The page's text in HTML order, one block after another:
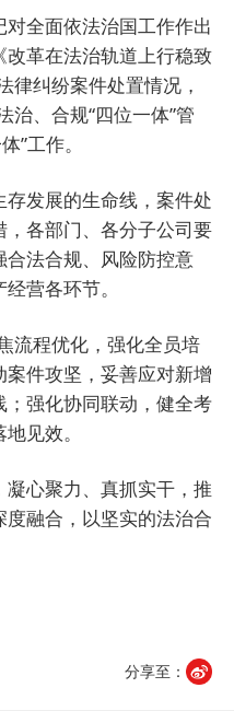
全面依法治国工作作出
革在法治轨道上行稳致
律纠纷案件处置情况，
、合规“四位一体”管
”工作。
发展的生命线，案件处
各部门、各分子公司要
法合规、风险防控意
营各环节。
流程优化，强化全员培
件攻坚，妥善应对新增
强化协同联动，健全考
见效。
心聚力、真抓实干，推
融合，以坚实的法治合
分享至：